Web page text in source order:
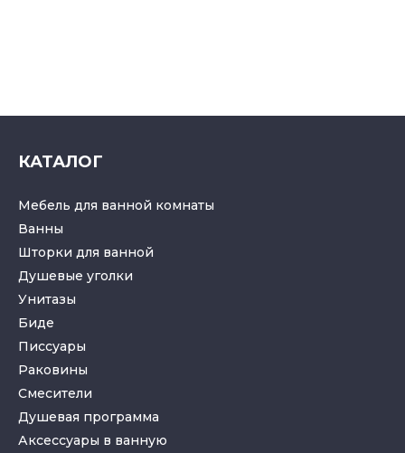
КАТАЛОГ
Мебель для ванной комнаты
Ванны
Шторки для ванной
Душевые уголки
Унитазы
Биде
Писсуары
Раковины
Смесители
Душевая программа
Аксессуары в ванную